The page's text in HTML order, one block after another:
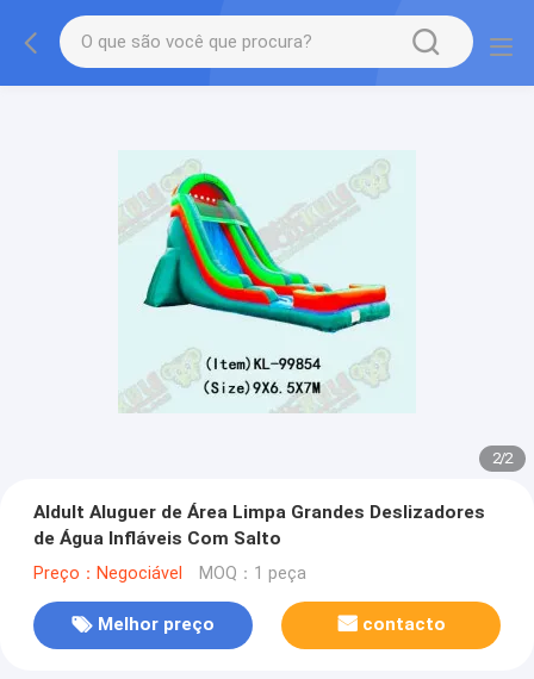
2/2
Aldult Aluguer de Área Limpa Grandes Deslizadores
de Água Infláveis Com Salto
Preço：Negociável MOQ：1 peça
Melhor preço contacto